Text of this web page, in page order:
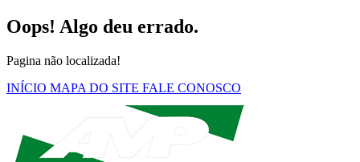
Oops! Algo deu errado.
Pagina não localizada!
INÍCIO MAPA DO SITE FALE CONOSCO